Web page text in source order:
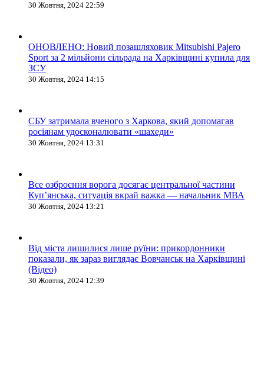
30 Жовтня, 2024 22:59
ОНОВЛЕНО: Новий позашляховик Mitsubishi Pajero
Sport за 2 мільйони сільрада на Харківщині купила для
ЗСУ
30 Жовтня, 2024 14:15
СБУ затримала вченого з Харкова, який допомагав
росіянам удосконалювати «шахеди»
30 Жовтня, 2024 13:31
Все озброєння ворога досягає центральної частини
Куп’янська, ситуація вкрай важка — начальник МВА
30 Жовтня, 2024 13:21
Від міста лишилися лише руїни: прикордонники
показали, як зараз виглядає Вовчанськ на Харківщині
(Відео)
30 Жовтня, 2024 12:39